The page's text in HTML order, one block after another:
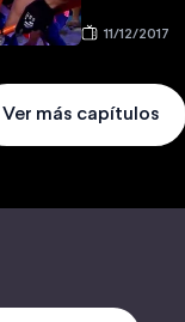
11/12/2017
Ver más capítulos